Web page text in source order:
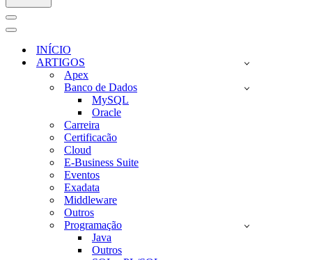
Menu
de
navegação
Menu
navegaçãoINÍCIO
ARTIGOS
Apex
Banco de Dados
MySQL
Oracle
Carreira
Certificacão
Cloud
E-Business Suite
Eventos
Exadata
Middleware
Outros
Programação
Java
Outros